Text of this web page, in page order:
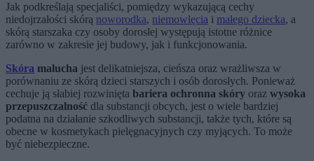
Jak podkreślają specjaliści, pomiędzy wykazującą cechy
niedojrzałości skórą noworodka, niemowlęcia i małego dziecka, a
skórą starszaka czy osoby dorosłej występują istotne różnice
zarówno w zakresie jej budowy, jak i funkcjonowania.
Skóra malucha jest delikatniejsza, cieńsza oraz wrażliwsza w
porównaniu ze skórą dzieci starszych i osób dorosłych. Ponieważ
cechuje ją słabiej rozwinięta bariera ochronna skóry oraz wysoka
przepuszczalność dla substancji obcych, jest o wiele bardziej
podatna na działanie szkodliwych substancji, także tych, które są
obecne w kosmetykach pielęgnacyjnych czy myjących. To może
być niebezpieczne.